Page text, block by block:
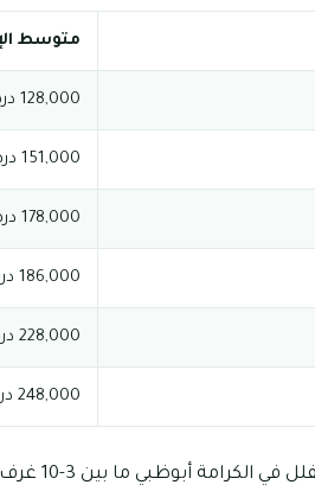
متوسط
128,000 درهم إماراتي.
151,000 درهم إماراتي.
178,000 درهم إماراتي.
186,000 درهم إماراتي.
228,000 درهم إماراتي.
248,000 درهم إماراتي.